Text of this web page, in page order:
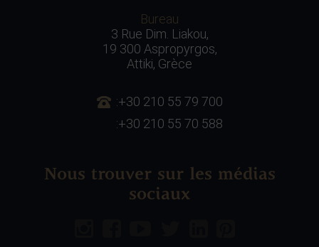
Bureau
3 Rue Dim. Liakou,
19 300 Aspropyrgos,
Attiki, Grèce
:+30 210 55 79 700
:+30 210 55 70 588
Nous trouver sur les médias
sociaux